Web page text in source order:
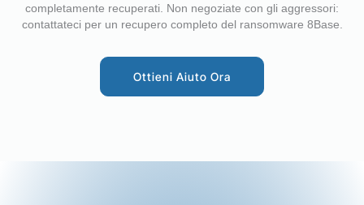
completamente recuperati. Non negoziate con gli aggressori:
contattateci per un recupero completo del ransomware 8Base.
Ottieni Aiuto Ora